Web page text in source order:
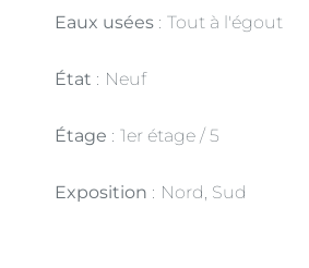
Eaux usées Tout à l'égout
État Neuf
Étage 1er étage / 5
Exposition Nord, Sud